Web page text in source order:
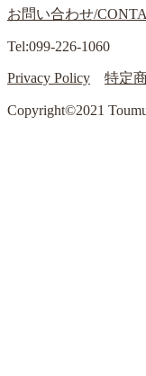
お問い合わせ/
Tel:099-226-1060
Privacy Policy 特定
Copyright©2021